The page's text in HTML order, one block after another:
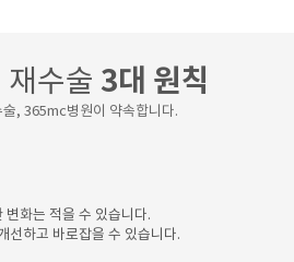
수술 3대 원칙
, 365mc병원이 약속합니다.
화는 적을 수 있습니다.
선하고 바로잡을 수 있습니다.